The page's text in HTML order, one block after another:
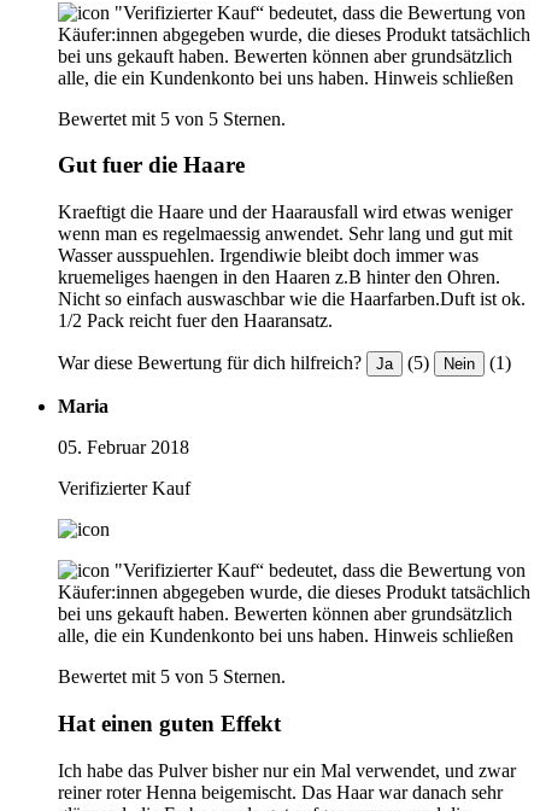
"Verifizierter Kauf“ bedeutet, dass die Bewertung von
Käufer:innen abgegeben wurde, die dieses Produkt tatsächlich
bei uns gekauft haben. Bewerten können aber grundsätzlich
alle, die ein Kundenkonto bei uns haben. Hinweis schließen
Bewertet mit 5 von 5 Sternen.
Gut fuer die Haare
Kraeftigt die Haare und der Haarausfall wird etwas weniger
wenn man es regelmaessig anwendet. Sehr lang und gut mit
Wasser ausspuehlen. Irgendiwie bleibt doch immer was
kruemeliges haengen in den Haaren z.B hinter den Ohren.
Nicht so einfach auswaschbar wie die Haarfarben.Duft ist ok.
1/2 Pack reicht fuer den Haaransatz.
War diese Bewertung für dich hilfreich? Ja (5) Nein (1)
Maria
05. Februar 2018
Verifizierter Kauf
"Verifizierter Kauf“ bedeutet, dass die Bewertung von
Käufer:innen abgegeben wurde, die dieses Produkt tatsächlich
bei uns gekauft haben. Bewerten können aber grundsätzlich
alle, die ein Kundenkonto bei uns haben. Hinweis schließen
Bewertet mit 5 von 5 Sternen.
Hat einen guten Effekt
Ich habe das Pulver bisher nur ein Mal verwendet, und zwar
reiner roter Henna beigemischt. Das Haar war danach sehr